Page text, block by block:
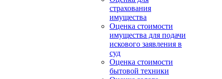
страхования
имущества
Оценка стоимости
имущества для подачи
искового заявления в
суд
Оценка стоимости
бытовой техники